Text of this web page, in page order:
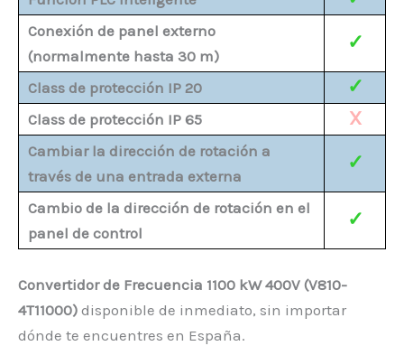
Conexión de panel externo
(normalmente hasta 30 m)
✓
Class de protección IP 20 ✓
Class de protección IP 65 X
Cambiar la dirección de rotación a
través de una entrada externa
✓
Cambio de la dirección de rotación en el
panel de control
✓
Convertidor de Frecuencia 1100 kW 400V (V810-
4T11000) disponible de inmediato, sin importar
dónde te encuentres en España.